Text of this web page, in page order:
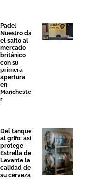
Padel
Nuestro da
el salto al
mercado
británico
con su
primera
apertura
en
Mancheste
r
Del tanque
al grifo: así
protege
Estrella de
Levante la
calidad de
su cerveza